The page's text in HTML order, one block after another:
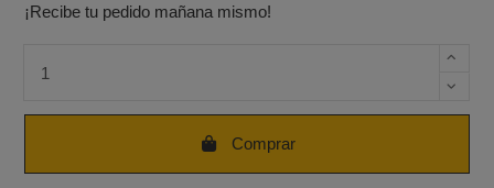
¡Recibe tu pedido mañana mismo!
Comprar